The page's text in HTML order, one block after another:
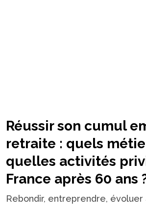
Réussir son cumul
retraite : quels
quelles activités
France après 60 ans
Rebondir, entreprendre, évoluer